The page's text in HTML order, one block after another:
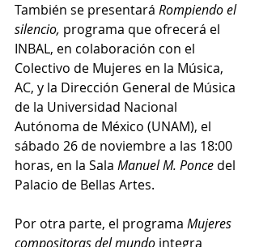
También se presentará Rompiendo el
silencio, programa que ofrecerá el
INBAL, en colaboración con el
Colectivo de Mujeres en la Música,
AC, y la Dirección General de Música
de la Universidad Nacional
Autónoma de México (UNAM), el
sábado 26 de noviembre a las 18:00
horas, en la Sala Manuel M. Ponce del
Palacio de Bellas Artes.
Por otra parte, el programa Mujeres
compositoras del mundo integra